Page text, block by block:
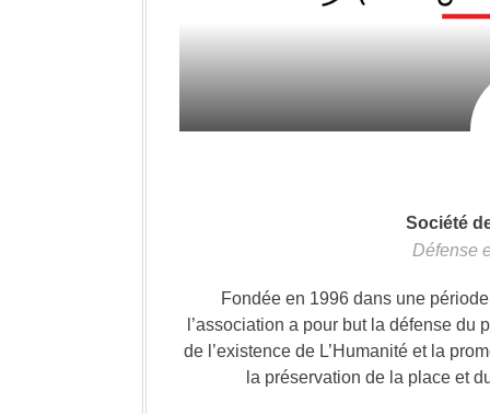
Société
Défense
Fondée en 1996 dans une
l’association a pour but la défense
de l’existence de L’Humanité et la
la préservation de la place et